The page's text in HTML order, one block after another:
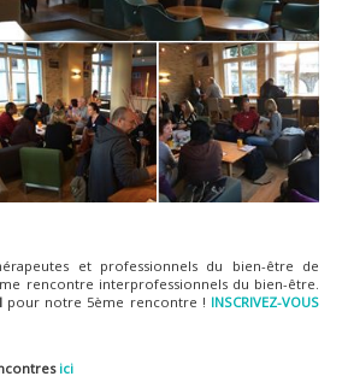
et professionnels du bien-être de
rencontre interprofessionnels du bien-être.
pour notre 5ème rencontre ! INSCRIVEZ-VOUS
ici